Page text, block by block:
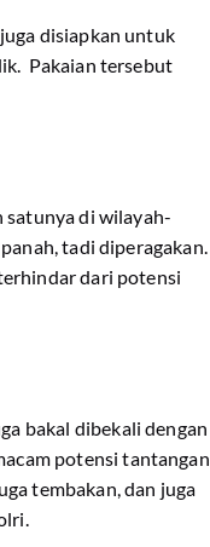
disiapkan untuk
Pakaian tersebut
satunya di wilayah-
tadi diperagakan.
dari potensi
bakal dibekali dengan
potensi tantangan
tembakan, dan juga